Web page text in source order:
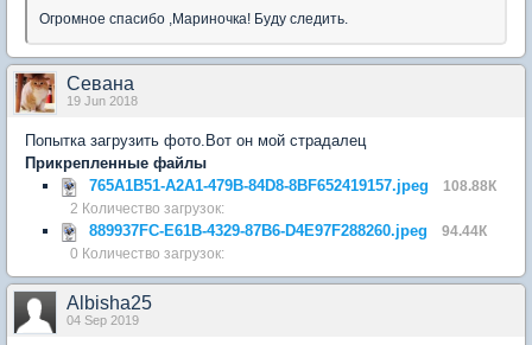
Огромное спасибо ,Мариночка! Буду следить.
Севана
19 Jun 2018
Попытка загрузить фото.Вот он мой страдалец
Прикрепленные файлы
765A1B51-A2A1-479B-84D8-8BF652419157.jpeg
108.88К
2 Количество загрузок:
889937FC-E61B-4329-87B6-D4E97F288260.jpeg
94.44К
0 Количество загрузок:
Albisha25
04 Sep 2019